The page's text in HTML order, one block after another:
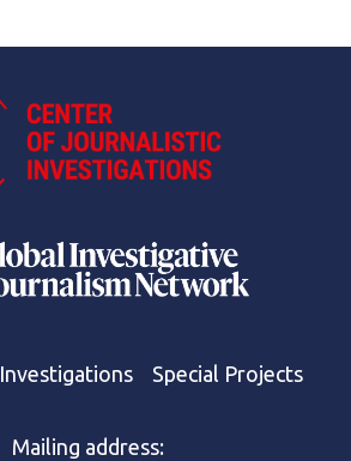
Investigations Special Projects
Mailing address: